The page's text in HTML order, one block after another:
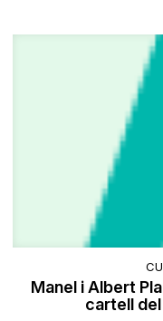
Manel i Albert
cartell